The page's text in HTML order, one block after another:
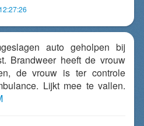
auto geholpen bij
Brandweer heeft de vrouw
de vrouw is ter controle
Lijkt mee te vallen.